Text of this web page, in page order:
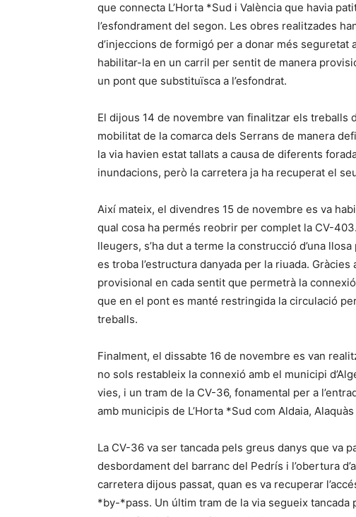
que connecta L’Horta *Sud i València que havia
l’esfondrament del segon. Les obres realitzades
d’injeccions de formigó per a donar més seguretat
habilitar-la en un carril per sentit de manera
un pont que substituïsca a l’esfondrat.
El dijous 14 de novembre van finalitzar els treballs
mobilitat de la comarca dels Serrans de manera
la via havien estat tallats a causa de diferents
inundacions, però la carretera ja ha recuperat el
Així mateix, el divendres 15 de novembre es va
qual cosa ha permés reobrir per complet la CV-
lleugers, s’ha dut a terme la construcció d’una
es troba l’estructura danyada per la riuada.
provisional en cada sentit que permetrà la
que en el pont es manté restringida la circulació
treballs.
Finalment, el dissabte 16 de novembre es van
no sols restableix la connexió amb el municipi
vies, i un tram de la CV-36, fonamental per a
amb municipis de L’Horta *Sud com Aldaia,
La CV-36 va ser tancada pels greus danys que va
desbordament del barranc del Pedrís i l’obertura
carretera dijous passat, quan es va recuperar
*by-*pass. Un últim tram de la via segueix